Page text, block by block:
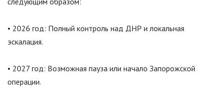
• 2026 год: Полный контроль над ДНР и локальная
эскалация.
• 2027 год: Возможная пауза или начало Запорожской
операции.